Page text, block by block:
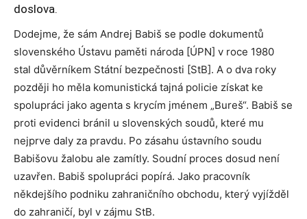
doslova.
Dodejme, že sám Andrej Babiš se podle dokumentů
slovenského Ústavu paměti národa [ÚPN] v roce 1980
stal důvěrníkem Státní bezpečnosti [StB]. A o dva roky
později ho měla komunistická tajná policie získat ke
spolupráci jako agenta s krycím jménem „Bureš“. Babiš se
proti evidenci bránil u slovenských soudů, které mu
nejprve daly za pravdu. Po zásahu ústavního soudu
Babišovu žalobu ale zamítly. Soudní proces dosud není
uzavřen. Babiš spolupráci popírá. Jako pracovník
někdejšího podniku zahraničního obchodu, který vyjížděl
do zahraničí, byl v zájmu StB.